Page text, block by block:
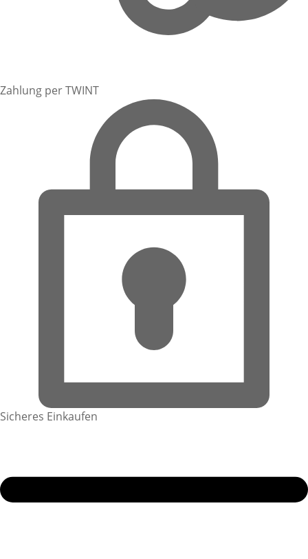
Zahlung per TWINT
Sicheres Einkaufen